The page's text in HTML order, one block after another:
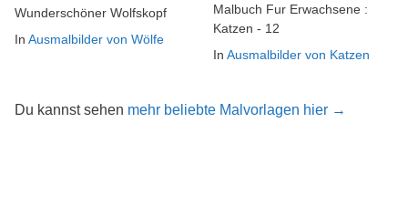
Wunderschöner Wolfskopf
In Ausmalbilder von Wölfe
Malbuch Fur Erwachsene :
Katzen - 12
In Ausmalbilder von Katzen
Du kannst sehen mehr beliebte Malvorlagen hier →